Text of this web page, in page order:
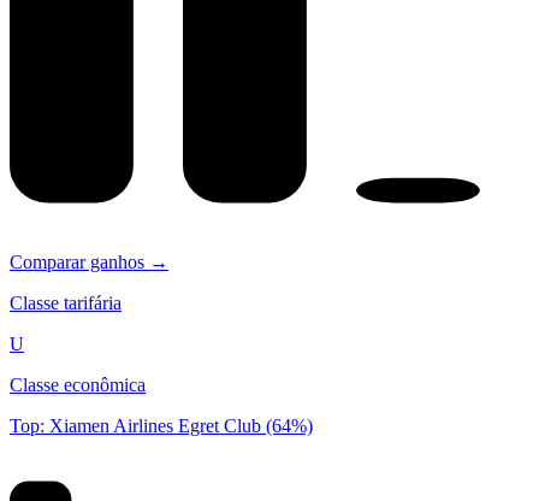
Comparar ganhos →
Classe tarifária
U
Classe econômica
Top: Xiamen Airlines Egret Club (64%)